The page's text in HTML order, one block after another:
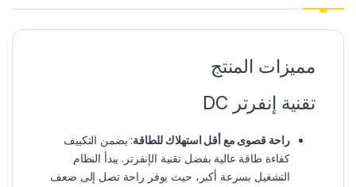
مميزات المنتج
تقنية إنفرتر DC
راحة قصوى مع أقل استهلاك للطاقة: يضمن التكييف
كفاءة طاقة عالية بفضل تقنية الإنفرتر. يبدأ النظام
التشغيل بسرعة أكبر، حيث يوفر راحة تصل إلى ضعف